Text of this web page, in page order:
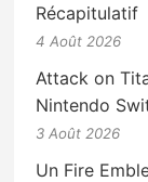
Récapitulatif
4 Août 2026
Attack on
Nintendo
3 Août 2026
Un Fire